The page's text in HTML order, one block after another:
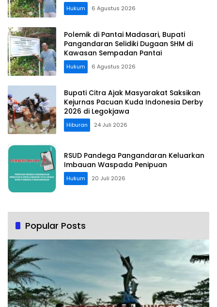
Hukum 6 Agustus 2026
Polemik di Pantai Madasari, Bupati
Pangandaran Selidiki Dugaan SHM di
Kawasan Sempadan Pantai
Hukum 6 Agustus 2026
Bupati Citra Ajak Masyarakat Saksikan
Kejurnas Pacuan Kuda Indonesia Derby
2026 di Legokjawa
Hiburan 24 Juli 2026
RSUD Pandega Pangandaran Keluarkan
Imbauan Waspada Penipuan
Hukum 20 Juli 2026
Popular Posts